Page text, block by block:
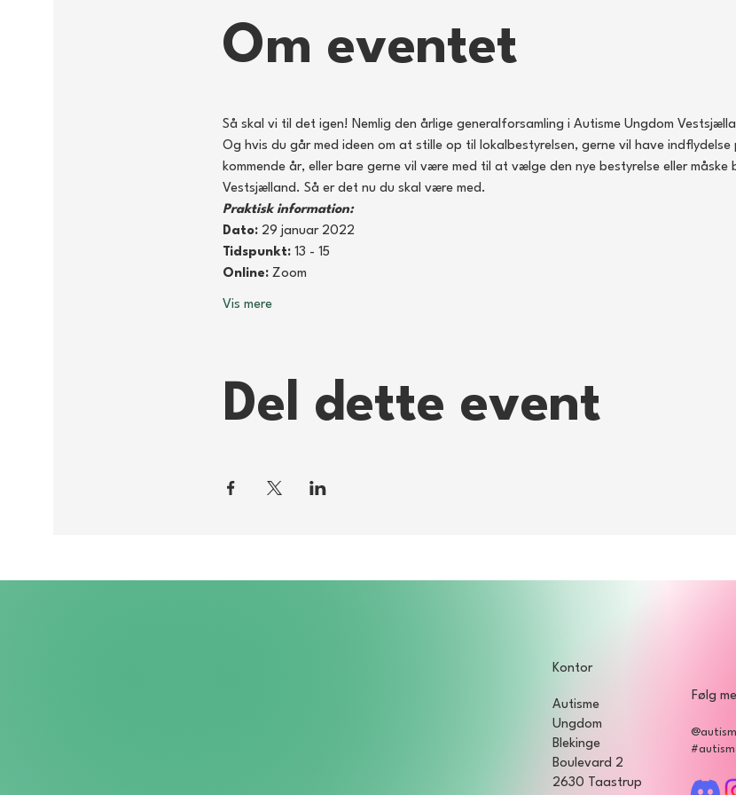
Om eventet
Så skal vi til det igen! Nemlig den årlige generalforsamling i Autisme Ungdom
Og hvis du går med ideen om at stille op til lokalbestyrelsen, gerne vil have
kommende år, eller bare gerne vil være med til at vælge den nye bestyrelse eller måske
Vestsjælland. Så er det nu du skal være med.
Praktisk information:
Dato: 29 januar 2022
Tidspunkt: 13 - 15
Online: Zoom
Vis mere
Del dette event
Kontor
Autisme
Ungdom
Blekinge
Boulevard 2
2630 Taastrup
Følg